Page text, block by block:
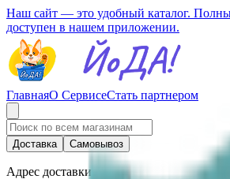
Наш сайт — это удобный каталог.
доступен в нашем приложении.
ГлавнаяО СервисеСтать партнером
Доставка Самовывоз
Адрес доставки